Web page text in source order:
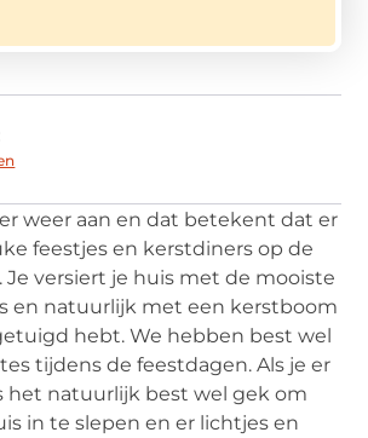
weer aan en dat betekent dat er
feestjes en kerstdiners op de
Je versiert je huis met de mooiste
en natuurlijk met een kerstboom
hebt. We hebben best wel
tijdens de feestdagen. Als je er
het natuurlijk best wel gek om
in te slepen en er lichtjes en